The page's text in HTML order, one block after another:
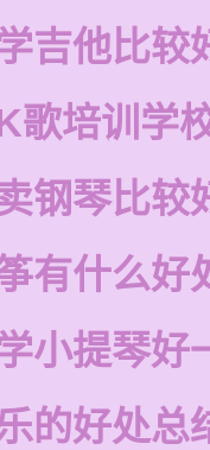
吉他比较
歌培训学
钢琴比较
有什么好
小提琴好
的好处总